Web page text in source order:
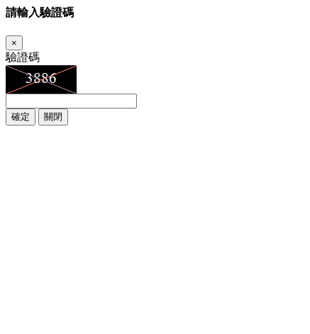
請輸入驗證碼
×
驗證碼
確定 關閉